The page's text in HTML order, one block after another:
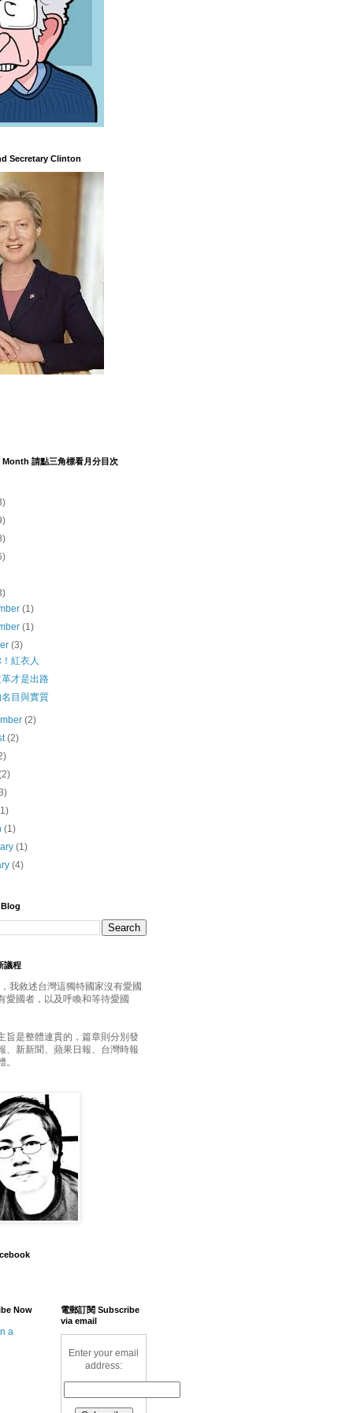
Secretary Clinton
請點三角標看月分目次
(1)
(1)
(3)
紅衣人
才是出路
目與實質
(2)
(2)
(1)
(1)
(4)
議程
我敘述台灣這獨特國家沒有愛國
愛國者，以及呼喚和等待愛國
旨是整體連貫的，篇章則分別發
、新新聞、蘋果日報、台灣時報
Now
a
電郵訂閱 Subscribe
via email
Enter your email
address: